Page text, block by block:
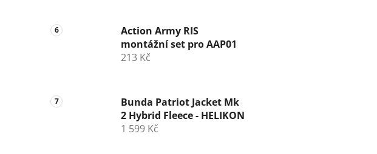
Action Army RIS
montážní set pro AAP01
213 Kč
Bunda Patriot Jacket Mk
2 Hybrid Fleece - HELIKON
1 599 Kč